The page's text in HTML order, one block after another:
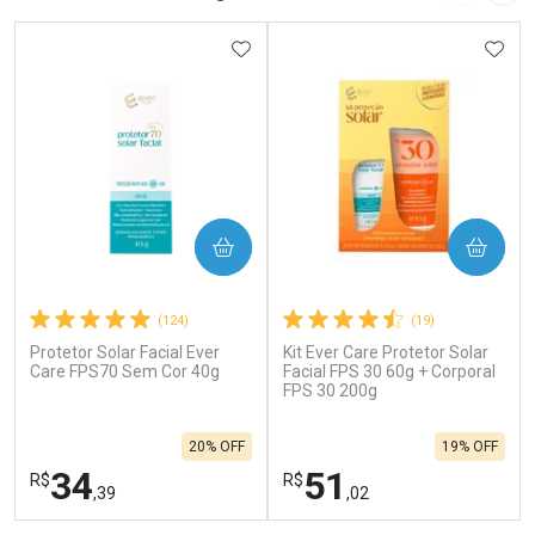
(124)
Protetor Solar Facial Ever
Care FPS70 Sem Cor 40g
R$34,39
20% OFF
ADICIONAR AOS FAVORITOS
COMPRAR
(19)
Kit Ever Care Protetor Solar
Facial FPS 30 60g + Corporal
FPS 30 200g
R$51 ,02
19% OFF
COMPRAR